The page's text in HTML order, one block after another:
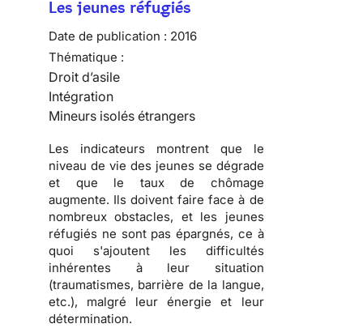
Les jeunes réfugiés
Date de publication : 2016
Thématique :
Droit d’asile
Intégration
Mineurs isolés étrangers
Les indicateurs montrent que le
niveau de vie des jeunes se dégrade
et que le taux de chômage
augmente. Ils doivent faire face à de
nombreux obstacles, et les jeunes
réfugiés ne sont pas épargnés, ce à
quoi s'ajoutent les difficultés
inhérentes à leur situation
(traumatismes, barrière de la langue,
etc.), malgré leur énergie et leur
détermination.